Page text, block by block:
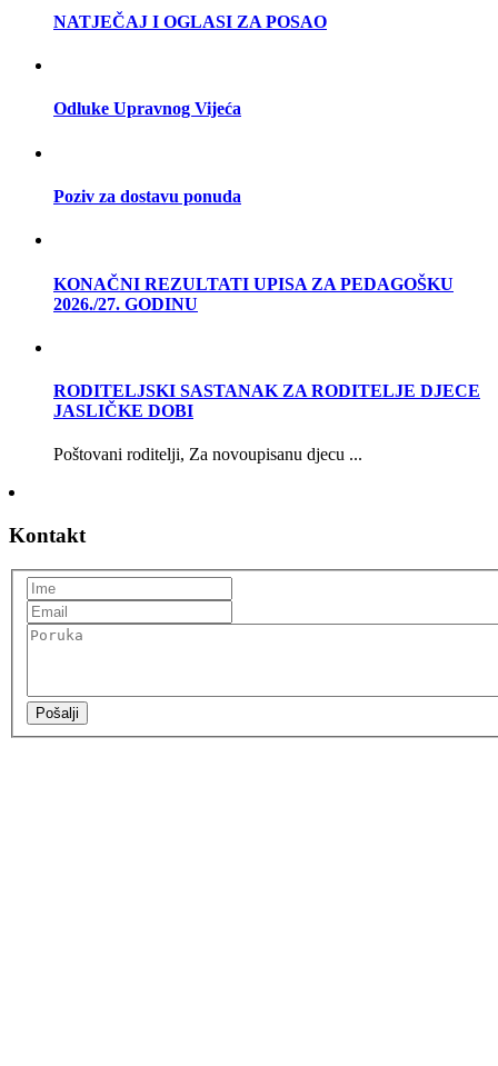
NATJEČAJ I OGLASI ZA POSAO
Odluke Upravnog Vijeća
Poziv za dostavu ponuda
KONAČNI REZULTATI UPISA ZA PEDAGOŠKU
2026./27. GODINU
RODITELJSKI SASTANAK ZA RODITELJE DJECE
JASLIČKE DOBI
Poštovani roditelji, Za novoupisanu djecu ...
Kontakt